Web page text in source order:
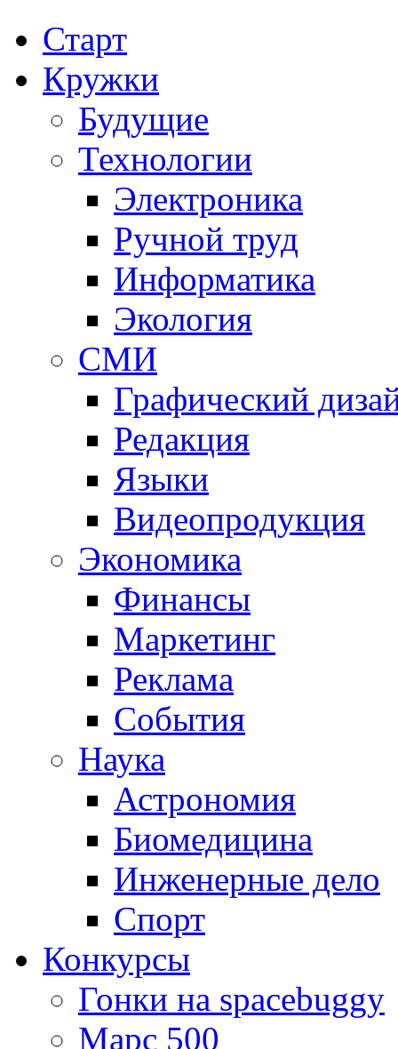
Старт
Кружки
Будущие
Технологии
Электроника
Ручной труд
Информатика
Экология
СМИ
Графический
Редакция
Языки
Видеопродукция
Экономика
Финансы
Маркетинг
Реклама
События
Наука
Астрономия
Биомедицина
Инженерные дело
Спорт
Конкурсы
Гонки на spacebuggy
Марс 500